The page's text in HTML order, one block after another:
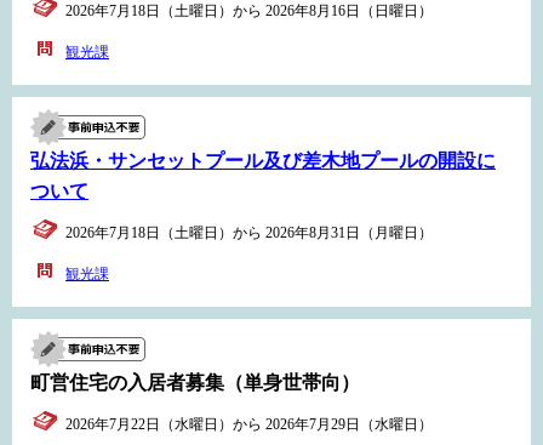
2026年7月18日（土曜日）から 2026年8月16日（日曜日）
観光課
弘法浜・サンセットプール及び差木地プールの開設に
ついて
2026年7月18日（土曜日）から 2026年8月31日（月曜日）
観光課
町営住宅の入居者募集（単身世帯向）
2026年7月22日（水曜日）から 2026年7月29日（水曜日）